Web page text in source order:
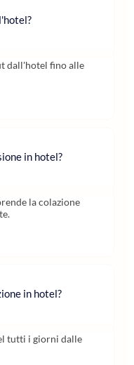
dall'hotel fino alle
in hotel?
la colazione
in hotel?
tutti i giorni dalle